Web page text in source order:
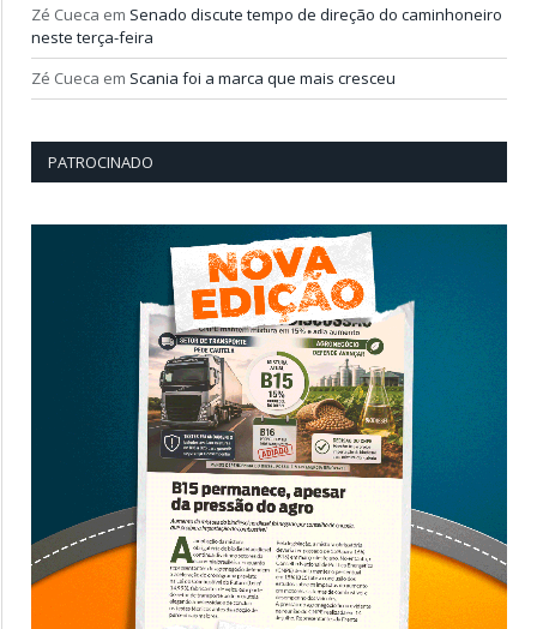
Zé Cueca em Senado discute tempo de direção do caminhoneiro
neste terça-feira
Zé Cueca em Scania foi a marca que mais cresceu
PATROCINADO